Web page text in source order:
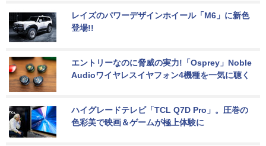
レイズのパワーデザインホイール「M6」に新色
登場!!
エントリーなのに脅威の実力!「Osprey」Noble
Audioワイヤレスイヤフォン4機種を一気に聴く
ハイグレードテレビ「TCL Q7D Pro」。圧巻の
色彩美で映画＆ゲームが極上体験に